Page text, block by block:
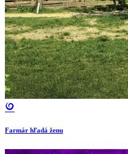
Farmár hľadá ženu